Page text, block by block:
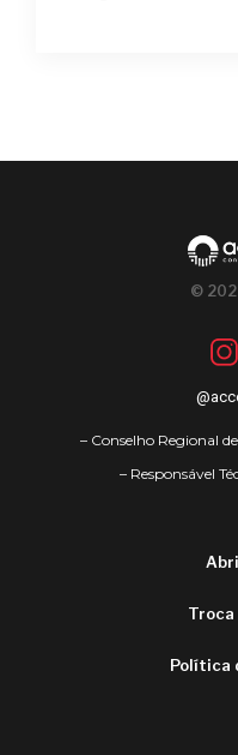
©
– Conselho Regional
– Responsável
Política